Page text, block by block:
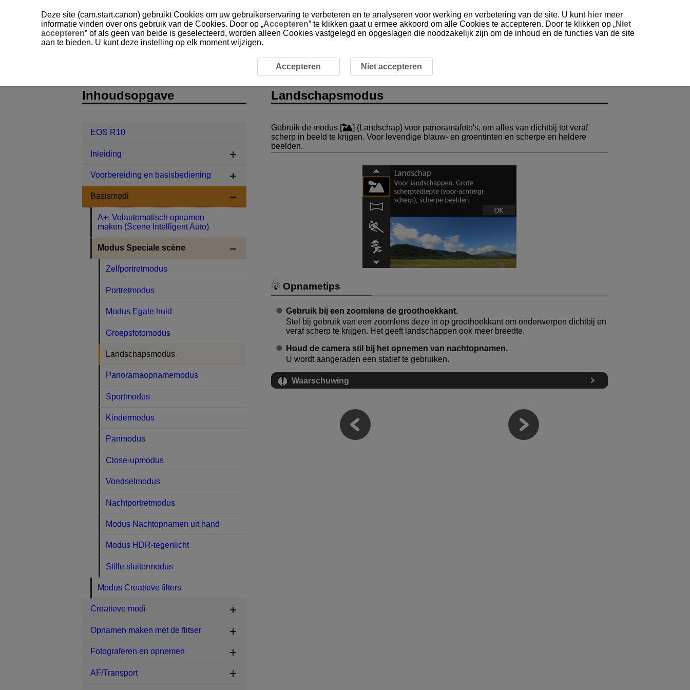
Basismodi Modus Speciale scène
Landschapsmodus
Gebruik de modus [ ] (Landschap) voor panoramafoto's, om alles van dichtbij tot veraf
scherp in beeld te krijgen. Voor levendige blauw- en groentinten en scherpe en heldere
beelden.
Opnametips
Gebruik bij een zoomlens de groothoekkant.
Stel bij gebruik van een zoomlens deze in op groothoekkant om onderwerpen dichtbij en
veraf scherp te krijgen. Het geeft landschappen ook meer breedte.
Houd de camera stil bij het opnemen van nachtopnamen.
U wordt aangeraden een statief te gebruiken.
Waarschuwing
Inhoudsopgave
EOS R10
Inleiding
Voorbereiding en basisbediening
Basismodi
A+: Volautomatisch opnamen
maken (Scene Intelligent Auto)
Modus Speciale scène
Zelfportretmodus
Portretmodus
Modus Egale huid
Groepsfotomodus
Landschapsmodus
Panoramaopnamemodus
Sportmodus
Kindermodus
Panmodus
Close-upmodus
Voedselmodus
Nachtportretmodus
Modus Nachtopnamen uit hand
Modus HDR-tegenlicht
Stille sluitermodus
Modus Creatieve filters
Creatieve modi
Opnamen maken met de flitser
Fotograferen en opnemen
AF/Transport
Deze site (cam.start.canon) gebruikt Cookies om uw gebruikerservaring te verbeteren en te analyseren voor werking en verbetering van de site. U kunt hier meer
informatie vinden over ons gebruik van de Cookies. Door op „Accepteren” te klikken gaat u ermee akkoord om alle Cookies te accepteren. Door te klikken op „Niet
accepteren” of als geen van beide is geselecteerd, worden alleen Cookies vastgelegd en opgeslagen die noodzakelijk zijn om de inhoud en de functies van de site
aan te bieden. U kunt deze instelling op elk moment wijzigen.
Accepteren Niet accepteren